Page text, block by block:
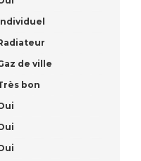
de ville
bon